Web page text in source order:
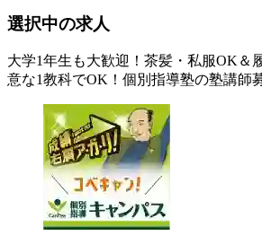
選択中の求人
大学1年生も大歓迎！茶髪・私服OK＆
意な1教科でOK！個別指導塾の塾講師